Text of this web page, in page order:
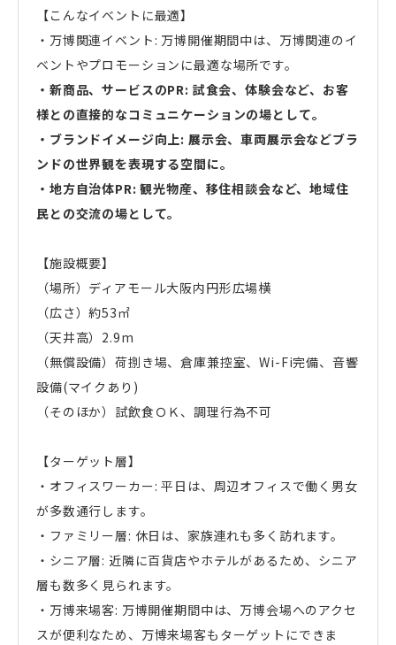
【こんなイベントに最適】
・万博関連イベント: 万博開催期間中は、万博関連のイ
ベントやプロモーションに最適な場所です。
・新商品、サービスのPR: 試食会、体験会など、お客
様との直接的なコミュニケーションの場として。
・ブランドイメージ向上: 展示会、車両展示会などブラ
ンドの世界観を表現する空間に。
・地方自治体PR: 観光物産、移住相談会など、地域住
民との交流の場として。
【施設概要】
（場所）ディアモール大阪内円形広場横
（広さ）約53㎡
（天井高）2.9m
（無償設備）荷捌き場、倉庫兼控室、Wi-Fi完備、音響
設備(マイクあり)
（そのほか）試飲食ＯＫ、調理行為不可
【ターゲット層】
・オフィスワーカー: 平日は、周辺オフィスで働く男女
が多数通行します。
・ファミリー層: 休日は、家族連れも多く訪れます。
・シニア層: 近隣に百貨店やホテルがあるため、シニア
層も数多く見られます。
・万博来場客: 万博開催期間中は、万博会場へのアクセ
スが便利なため、万博来場客もターゲットにできま